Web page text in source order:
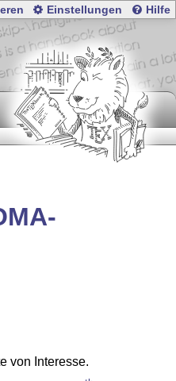
Einstellungen Hilfe
von Interesse.